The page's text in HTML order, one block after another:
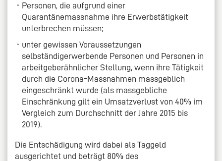
Personen, die aufgrund einer
Quarantänemassnahme ihre Erwerbstätigkeit
unterbrechen müssen;
unter gewissen Voraussetzungen
selbständigerwerbende Personen und Personen in
arbeitgeberähnlicher Stellung, wenn ihre Tätigkeit
durch die Corona-Massnahmen massgeblich
eingeschränkt wurde (als massgebliche
Einschränkung gilt ein Umsatzverlust von 40% im
Vergleich zum Durchschnitt der Jahre 2015 bis
2019).
Die Entschädigung wird dabei als Taggeld
ausgerichtet und beträgt 80% des